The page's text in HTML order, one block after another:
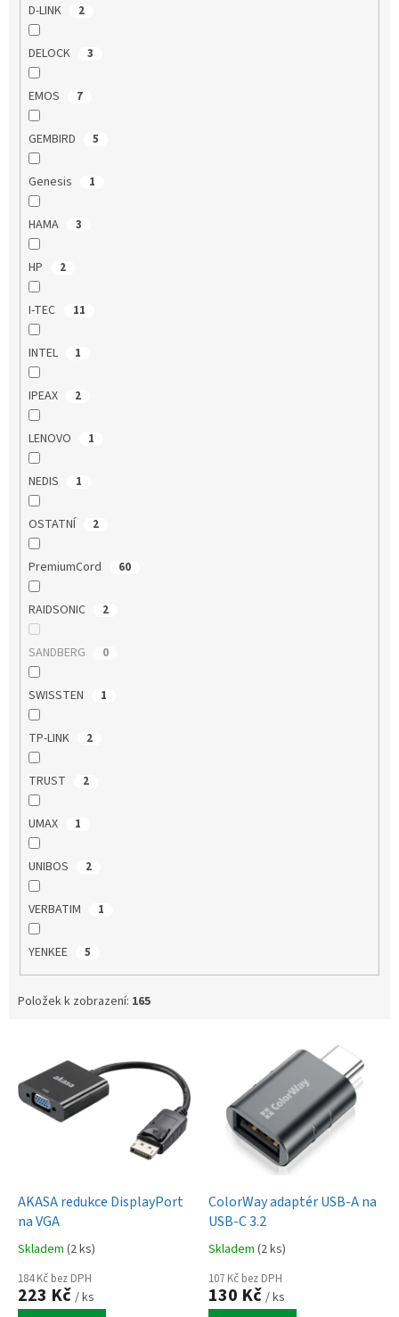
D-LINK 2
DELOCK 3
EMOS 7
GEMBIRD 5
Genesis 1
HAMA 3
HP 2
I-TEC 11
INTEL 1
IPEAX 2
LENOVO 1
NEDIS 1
OSTATNÍ 2
PremiumCord 60
RAIDSONIC 2
SANDBERG 0
SWISSTEN 1
TP-LINK 2
TRUST 2
UMAX 1
UNIBOS 2
VERBATIM 1
YENKEE 5
Položek k zobrazení: 165
p
AKASA redukce DisplayPort
na VGA
Skladem (2 ks)
184 Kč bez DPH
223 Kč / ks
ColorWay adaptér USB-A na
USB-C 3.2
Skladem (2 ks)
107 Kč bez DPH
130 Kč / ks